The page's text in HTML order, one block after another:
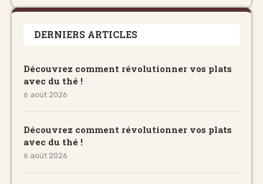
DERNIERS ARTICLES
Découvrez comment révolutionner vos plats
avec du thé !
6 août 2026
Découvrez comment révolutionner vos plats
avec du thé !
6 août 2026